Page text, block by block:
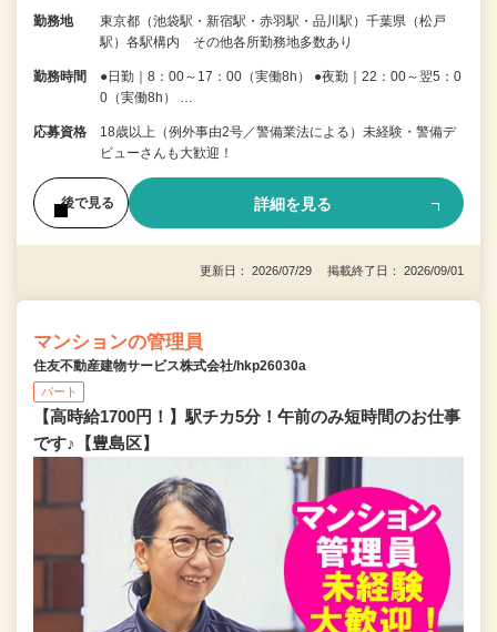
勤務地
東京都（池袋駅・新宿駅・赤羽駅・品川駅）千葉県（松戸
駅）各駅構内 その他各所勤務地多数あり
勤務時間
●日勤｜8：00～17：00（実働8h） ●夜勤｜22：00～翌5：0
0（実働8h） …
応募資格
18歳以上（例外事由2号／警備業法による）未経験・警備デ
ビューさんも大歓迎！
後で見る 詳細を見る
更新日： 2026/07/29 掲載終了日： 2026/09/01
マンションの管理員
住友不動産建物サービス株式会社/hkp26030a
パート
【高時給1700円！】駅チカ5分！午前のみ短時間のお仕事
です♪【豊島区】